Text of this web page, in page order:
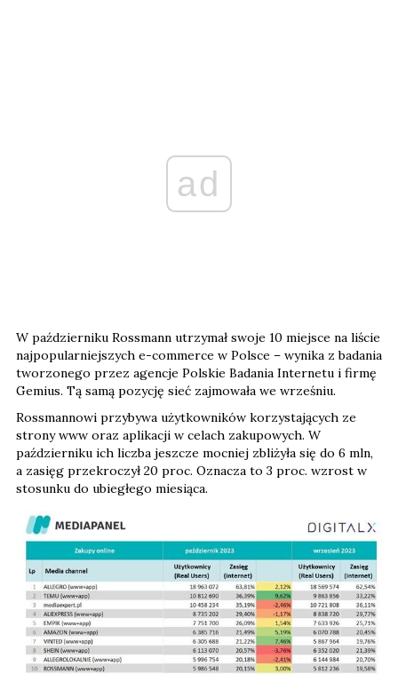
ad
W październiku Rossmann utrzymał swoje 10 miejsce na liście
najpopularniejszych e-commerce w Polsce – wynika z badania
tworzonego przez agencje Polskie Badania Internetu i firmę
Gemius. Tą samą pozycję sieć zajmowała we wrześniu.
Rossmannowi przybywa użytkowników korzystających ze
strony www oraz aplikacji w celach zakupowych. W
październiku ich liczba jeszcze mocniej zbliżyła się do 6 mln,
a zasięg przekroczył 20 proc. Oznacza to 3 proc. wzrost w
stosunku do ubiegłego miesiąca.